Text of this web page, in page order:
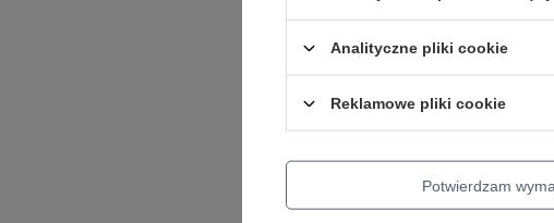
Cena regularna:
Analityczne pliki cookie
Reklamowe pliki cookie
Potwierdzam